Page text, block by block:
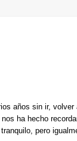
años sin ir,
ha hecho
pero